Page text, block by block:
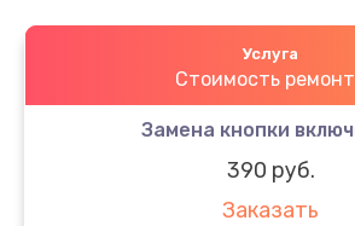
Услуга
Стоимость
Замена кнопки
390 руб.
Заказать